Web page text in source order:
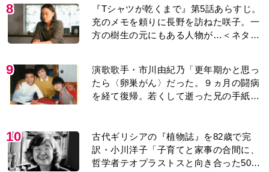
8
『Tシャツが乾くまで』第5話あらすじ。
充のメモを頼りに長野を訪ねた咲子。一
方の樹生の元にもある人物が…＜ネタバ
9
演歌歌手・市川由紀乃「更年期かと思っ
たら〈卵巣がん〉だった。９ヵ月の闘病
を経て復帰。若くして逝った兄の手紙を
10
古代ギリシアの『植物誌』を82歳で完
訳・小川洋子「子育てと家事の合間に、
哲学者テオプラストスと向き合った50